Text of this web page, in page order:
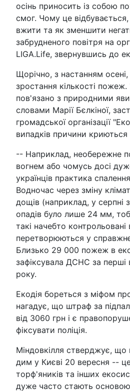
осінь приносить із собою
смог. Чому це
вжити та як зменшити
забрудненого повітря на
LIGA.Life, звернувшись до
Щорічно, з настанням осені,
зростання кількості
пов'язано з природними
словами Марії Бєлкіної,
громадської організації
випадків причини
-- Наприклад, необережне
вогнем або чомусь досі
українців практика
Водночас через зміну
дощів (наприклад, у
опадів було лише 24 мм,
такі начебто
перетворюються у
Близько 29 000 пожеж в
зафіксувала ДСНС за перші
року.
Екодія бореться з міфом
нагадує, що штраф за
від 3060 грн і є
фіксувати поліція.
Міндовкілля стверджує, що
дим у Києві 20 вересня --
торф'яників та інших
дуже часто стають